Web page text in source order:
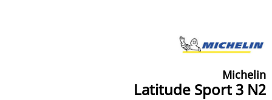
Michelin
Latitude Sport 3 N2